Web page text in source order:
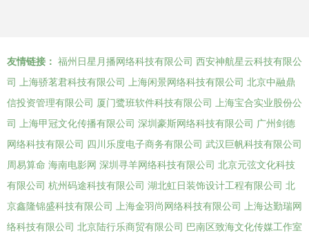
友情链接： 福州日星月播网络科技有限公司 西安神航星云科技有限公
司
上海骄茗君科技有限公司 上海闲景网络科技有限公司 北京中融鼎
信投资管理有限公司 厦门鹭班软件科技有限公司
上海宝合实业股份公
司
上海甲冠文化传播有限公司 深圳豪斯网络科技有限公司 广州剑德
网络科技有限公司 四川乐度电子商务有限公司 武汉巨帆科技有限公司
周易算命 海南电影网 深圳寻羊网络科技有限公司 北京元弦文化科技
有限公司 杭州码途科技有限公司 湖北虹日装饰设计工程有限公司 北
京鑫隆锦盛科技有限公司
上海金羽尚网络科技有限公司
上海达勤瑞网
络科技有限公司 北京陆行乐商贸有限公司 巴南区致海文化传媒工作室